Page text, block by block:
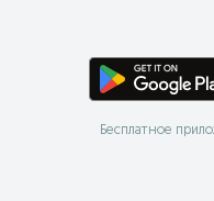
Бесплатное